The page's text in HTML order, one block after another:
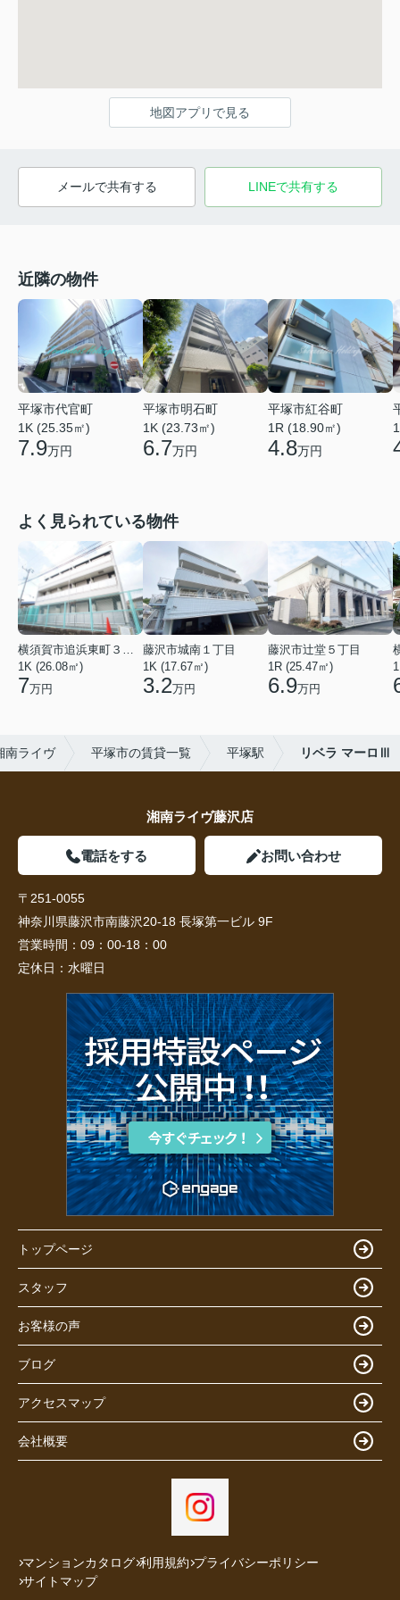
地図アプリで見る
メールで共有する LINEで共有する
近隣の物件
平塚市代官町
1K (25.35㎡)
7.9万円
平塚市明石町
1K (23.73㎡)
6.7万円
平塚市紅谷町
1R (18.90㎡)
4.8万円
よく見られている物件
横須賀市追浜東町３丁目
1K (26.08㎡)
7万円
藤沢市城南１丁目
1K (17.67㎡)
3.2万円
藤沢市辻堂５丁目
1R (25.47㎡)
6.9万円
南ライヴ 平塚市の賃貸一覧 平塚駅 リベラ マーロⅢ
湘南ライヴ藤沢店
電話をする お問い合わせ
〒251-0055
神奈川県藤沢市南藤沢20-18 長塚第一ビル 9F
営業時間： 09：00-18：00
定休日： 水曜日
トップページ
スタッフ
お客様の声
ブログ
アクセスマップ
会社概要
マンションカタログ 利用規約 プライバシーポリシー
サイトマップ